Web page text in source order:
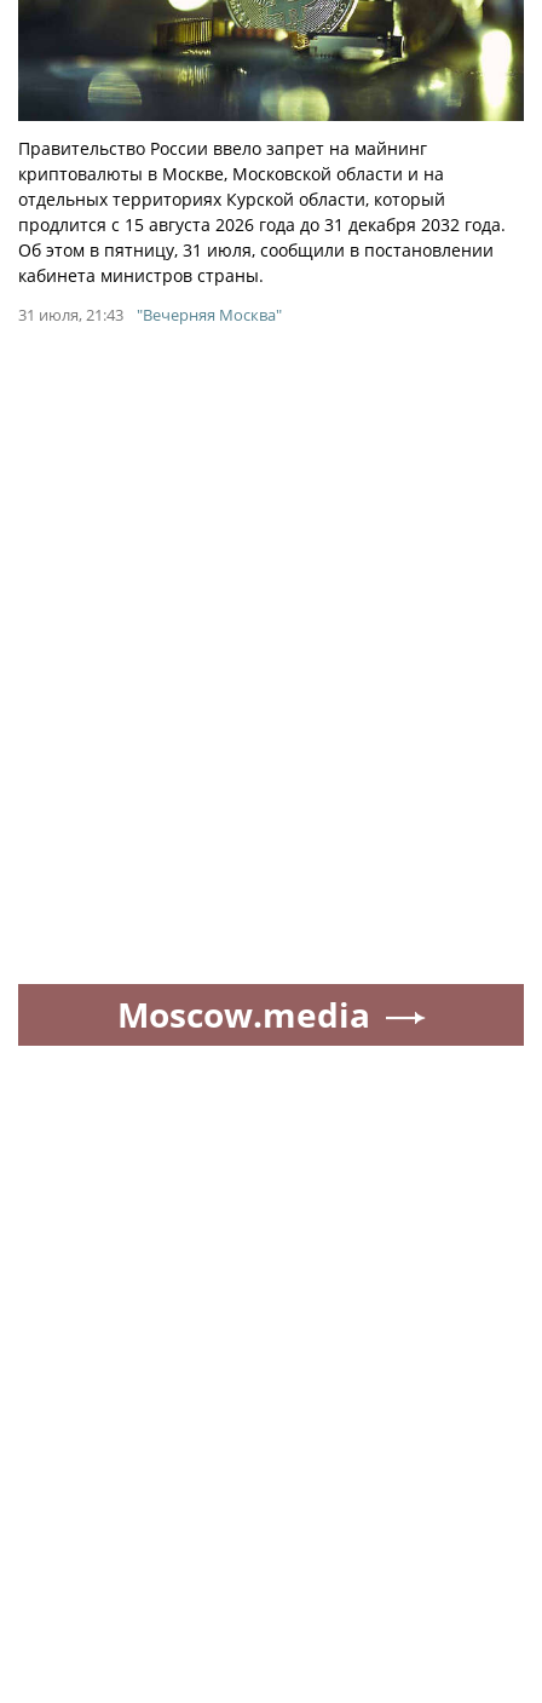
Правительство России ввело запрет на майнинг
криптовалюты в Москве, Московской области и на
отдельных территориях Курской области, который
продлится с 15 августа 2026 года до 31 декабря 2032 года.
Об этом в пятницу, 31 июля, сообщили в постановлении
кабинета министров страны.
31 июля, 21:43 "Вечерняя Москва"
Moscow.media